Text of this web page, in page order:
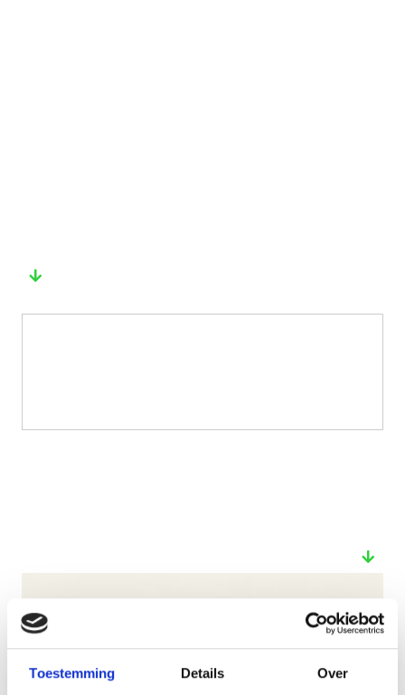
Toestemming Details Over